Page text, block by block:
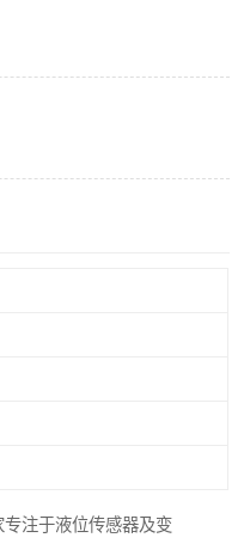
注于液位传感器及变